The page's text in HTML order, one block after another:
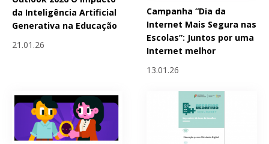
da Inteligência Artificial
Generativa na Educação
21.01.26
Campanha “Dia da
Internet Mais Segura nas
Escolas”: Juntos por uma
Internet melhor
13.01.26